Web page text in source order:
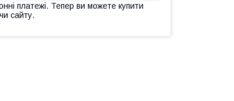
платежі. Тепер ви можете купити
сайту.